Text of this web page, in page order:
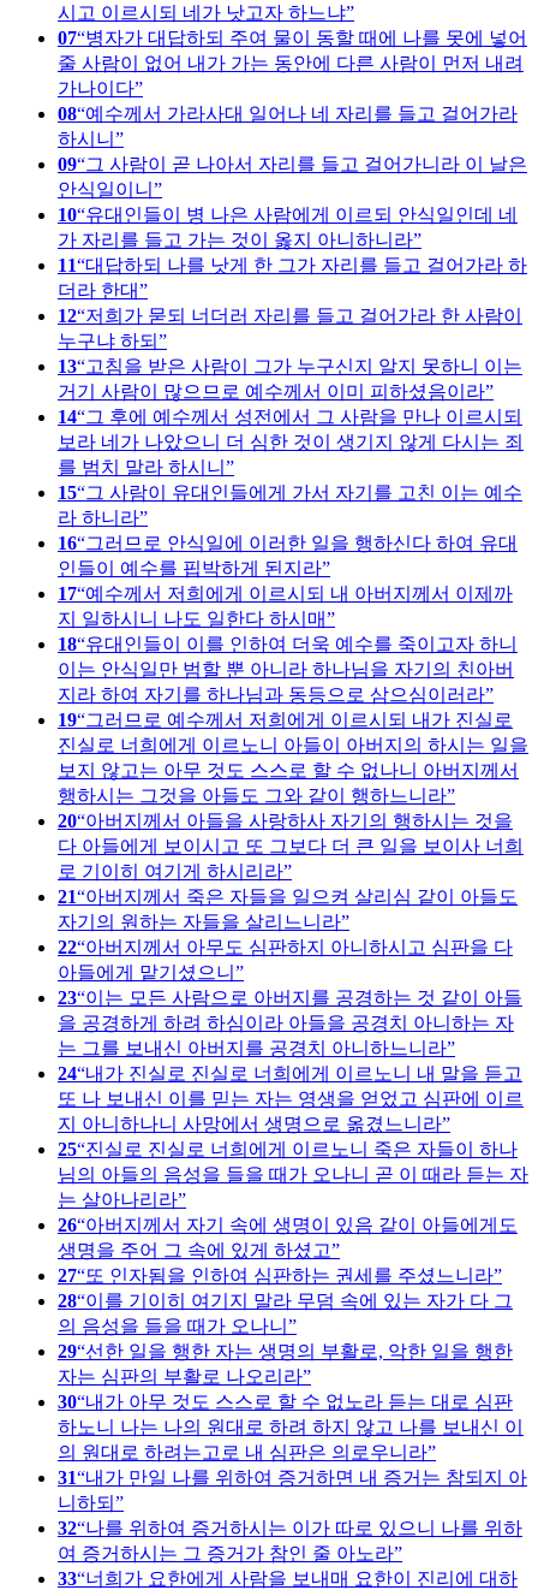
시고 이르시되 네가 낫고자 하느냐
07 병자가 대답하되 주여 물이 동할 때에 나를 못에 넣어
줄 사람이 없어 내가 가는 동안에 다른 사람이 먼저 내려
가나이다
08 예수께서 가라사대 일어나 네 자리를 들고 걸어가라
하시니
09 그 사람이 곧 나아서 자리를 들고 걸어가니라 이 날은
안식일이니
10 유대인들이 병 나은 사람에게 이르되 안식일인데 네
가 자리를 들고 가는 것이 옳지 아니하니라
11 대답하되 나를 낫게 한 그가 자리를 들고 걸어가라 하
더라 한대
12 저희가 묻되 너더러 자리를 들고 걸어가라 한 사람이
누구냐 하되
13 고침을 받은 사람이 그가 누구신지 알지 못하니 이는
거기 사람이 많으므로 예수께서 이미 피하셨음이라
14 그 후에 예수께서 성전에서 그 사람을 만나 이르시되
보라 네가 나았으니 더 심한 것이 생기지 않게 다시는 죄
를 범치 말라 하시니
15 그 사람이 유대인들에게 가서 자기를 고친 이는 예수
라 하니라
16 그러므로 안식일에 이러한 일을 행하신다 하여 유대
인들이 예수를 핍박하게 된지라
17 예수께서 저희에게 이르시되 내 아버지께서 이제까
지 일하시니 나도 일한다 하시매
18 유대인들이 이를 인하여 더욱 예수를 죽이고자 하니
이는 안식일만 범할 뿐 아니라 하나님을 자기의 친아버
지라 하여 자기를 하나님과 동등으로 삼으심이러라
19 그러므로 예수께서 저희에게 이르시되 내가 진실로
진실로 너희에게 이르노니 아들이 아버지의 하시는 일을
보지 않고는 아무 것도 스스로 할 수 없나니 아버지께서
행하시는 그것을 아들도 그와 같이 행하느니라
20 아버지께서 아들을 사랑하사 자기의 행하시는 것을
다 아들에게 보이시고 또 그보다 더 큰 일을 보이사 너희
로 기이히 여기게 하시리라
21 아버지께서 죽은 자들을 일으켜 살리심 같이 아들도
자기의 원하는 자들을 살리느니라
22 아버지께서 아무도 심판하지 아니하시고 심판을 다
아들에게 맡기셨으니
23 이는 모든 사람으로 아버지를 공경하는 것 같이 아들
을 공경하게 하려 하심이라 아들을 공경치 아니하는 자
는 그를 보내신 아버지를 공경치 아니하느니라
24 내가 진실로 진실로 너희에게 이르노니 내 말을 듣고
또 나 보내신 이를 믿는 자는 영생을 얻었고 심판에 이르
지 아니하나니 사망에서 생명으로 옮겼느니라
25 진실로 진실로 너희에게 이르노니 죽은 자들이 하나
님의 아들의 음성을 들을 때가 오나니 곧 이 때라 듣는 자
는 살아나리라
26 아버지께서 자기 속에 생명이 있음 같이 아들에게도
생명을 주어 그 속에 있게 하셨고
27 또 인자됨을 인하여 심판하는 권세를 주셨느니라
28 이를 기이히 여기지 말라 무덤 속에 있는 자가 다 그
의 음성을 들을 때가 오나니
29 선한 일을 행한 자는 생명의 부활로, 악한 일을 행한
자는 심판의 부활로 나오리라
30 내가 아무 것도 스스로 할 수 없노라 듣는 대로 심판
하노니 나는 나의 원대로 하려 하지 않고 나를 보내신 이
의 원대로 하려는고로 내 심판은 의로우니라
31 내가 만일 나를 위하여 증거하면 내 증거는 참되지 아
니하되
32 나를 위하여 증거하시는 이가 따로 있으니 나를 위하
여 증거하시는 그 증거가 참인 줄 아노라
33 너희가 요한에게 사람을 보내매 요한이 진리에 대하